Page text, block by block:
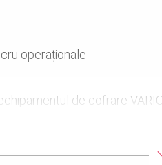
operaționale
de cofrare
utilizat la cofrarea